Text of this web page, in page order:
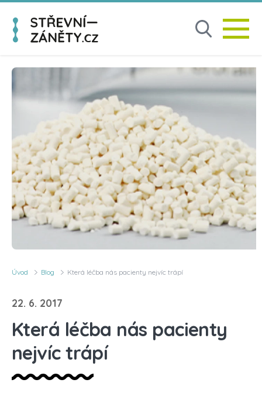
Úvod Blog Která léčba nás pacienty nejvíc trápí
22. 6. 2017
Která léčba nás pacienty
nejvíc trápí